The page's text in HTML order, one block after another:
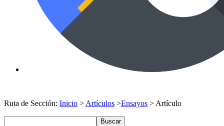
Ruta de Sección: Inicio > Artículos >Ensayos > Artículo
Buscar